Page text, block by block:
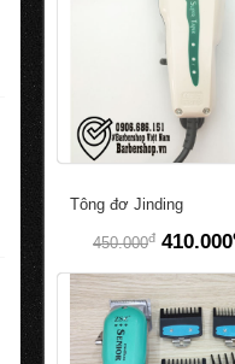
Tông đơ Jinding
450.000đ 410.000